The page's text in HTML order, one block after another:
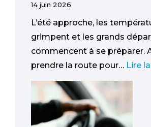
14 juin 2026
L’été approche, les
grimpent et les grands
commencent à se préparer.
prendre la route pour… Lire